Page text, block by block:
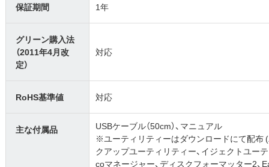
保証期間 1年
グリーン購入法
（2011年4月改
定）
対応
RoHS基準値 対応
主な付属品
USBケーブル（50cm）、マニュアル
※ユーティリティーはダウンロードにて配布
クアップユーティリティー、イジェクトユー
coマネージャー、ディスクフォーマッター2、